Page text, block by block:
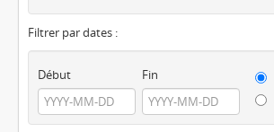
Filtrer par dates :
Début Fin